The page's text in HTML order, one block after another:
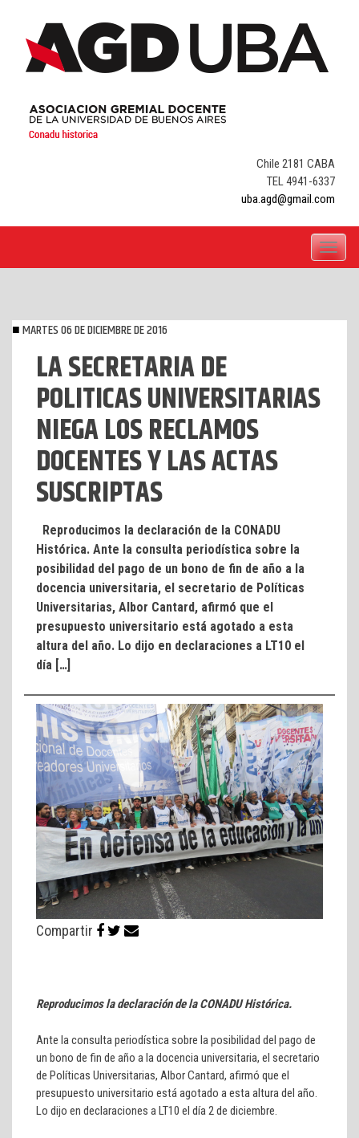
content
Chile 2181 CABA
TEL 4941-6337
uba.agd@gmail.com
Toggle
MARTES 06 DE DICIEMBRE DE 2016
LA SECRETARIA DE
POLITICAS UNIVERSITARIAS
NIEGA LOS RECLAMOS
DOCENTES Y LAS ACTAS
SUSCRIPTAS
Reproducimos la declaración de la CONADU
Histórica. Ante la consulta periodística sobre la
posibilidad del pago de un bono de fin de año a la
docencia universitaria, el secretario de Políticas
Universitarias, Albor Cantard, afirmó que el
presupuesto universitario está agotado a esta
altura del año. Lo dijo en declaraciones a LT10 el
día […]
Compartir
Reproducimos la declaración de la CONADU Histórica.
Ante la consulta periodística sobre la posibilidad del pago de
un bono de fin de año a la docencia universitaria, el secretario
de Políticas Universitarias, Albor Cantard, afirmó que el
presupuesto universitario está agotado a esta altura del año.
Lo dijo en declaraciones a LT10 el día 2 de diciembre.